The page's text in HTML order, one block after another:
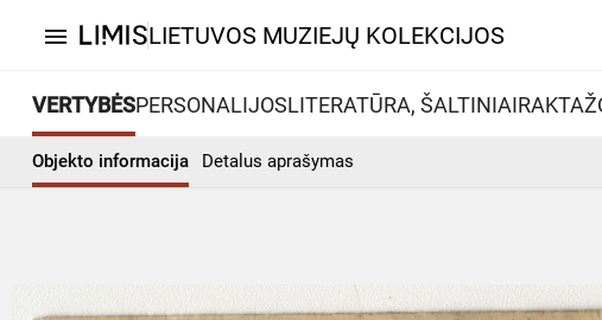
menu LIETUVOS MUZIEJŲ KOLEKCIJOS
VERTYBĖSPERSONALIJOSLITERATŪRA, ŠALTINIAI
Objekto informacija Detalus aprašymas